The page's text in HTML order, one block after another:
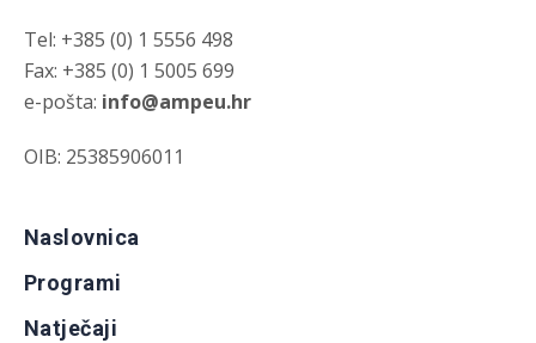
Tel: +385 (0) 1 5556 498
Fax: +385 (0) 1 5005 699
e-pošta: info@ampeu.hr
OIB: 25385906011
Naslovnica
Programi
Natječaji